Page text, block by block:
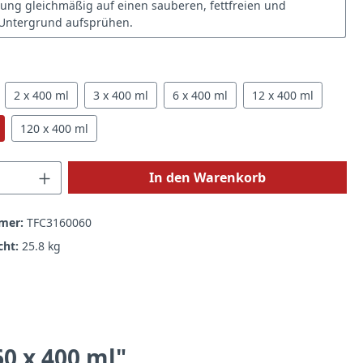
gleichmäßig auf einen sauberen, fettfreien und
aufsprühen.
2 x 400 ml 3 x 400 ml 6 x 400 ml 12 x 400 ml
120 x 400 ml
Anzahl: Gib den gewünschten Wert
In den Warenkorb
TFC3160060
25.8 kg